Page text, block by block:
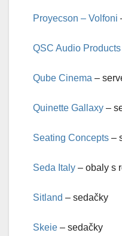
Proyecson – Volfoni
QSC Audio Products
Qube Cinema –
Quinette Gallaxy –
Seating Concepts –
Seda Italy – obaly s
Sitland – sedačky
Skeie – sedačky